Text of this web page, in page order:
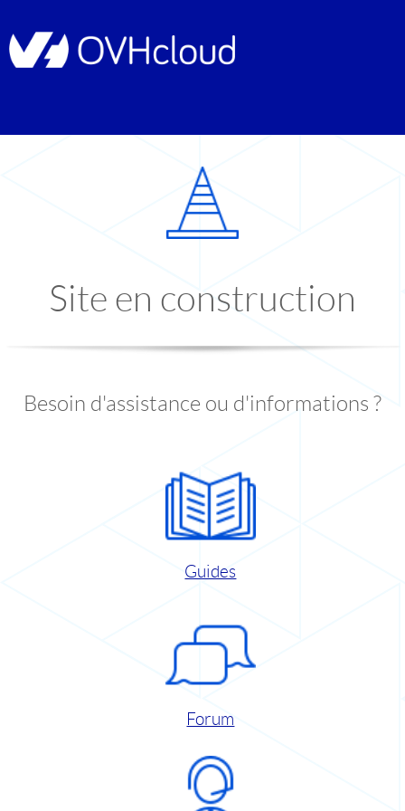
Site en construction
Besoin d'assistance ou d'informations ?
Guides
Forum